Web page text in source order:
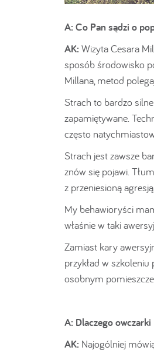
A: Co Pan sądzi o
AK: Wizyta Cesara
sposób środowisko
Millana, metod
Strach to bardzo
zapamiętywane.
często
Strach jest zawsze
znów się pojawi.
z przeniesioną
My behawioryści
właśnie w taki
Zamiast kary
przykład w
osobnym
A: Dlaczego
AK: Najogólniej